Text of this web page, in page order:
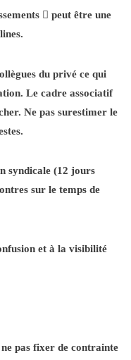
 peut être une
du privé ce qui
Le cadre associatif
Ne pas surestimer le
syndicale (12 jours
sur le temps de
et à la visibilité
pas fixer de contrainte